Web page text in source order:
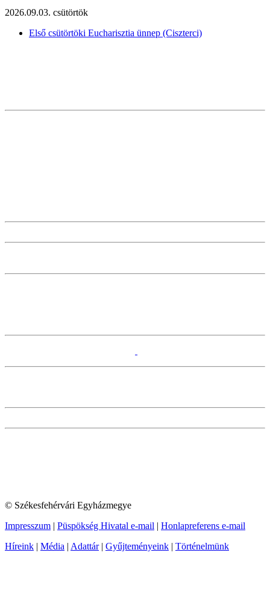
2026.09.03. csütörtök
Első csütörtöki Eucharisztia ünnep (Ciszterci)
© Székesfehérvári Egyházmegye
Impresszum | Püspökség Hivatal e-mail | Honlapreferens e-mail
Híreink | Média | Adattár| Gyűjteményeink | Történelmünk